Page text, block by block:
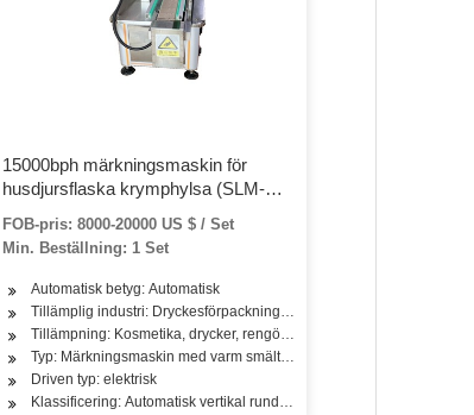
mejeriprodukter
hudvårdsprodukter, hårvårdsprodukter, olja, mejeriprodukter
15000bph märkningsmaskin för
husdjursflaska krymphylsa (SLM-
FOB-pris: 8000-20000 US $ / Set
Min. Beställning: 1 Set
Automatisk betyg: Automatisk
Tillämplig industri: Dryckesförpackningsindustri
Tillämpning: Kosmetika, drycker, rengöring, tvättmedel,
Typ: Märkningsmaskin med varm smältlim
Driven typ: elektrisk
Klassificering: Automatisk vertikal rund flaskmärkningsmaskin